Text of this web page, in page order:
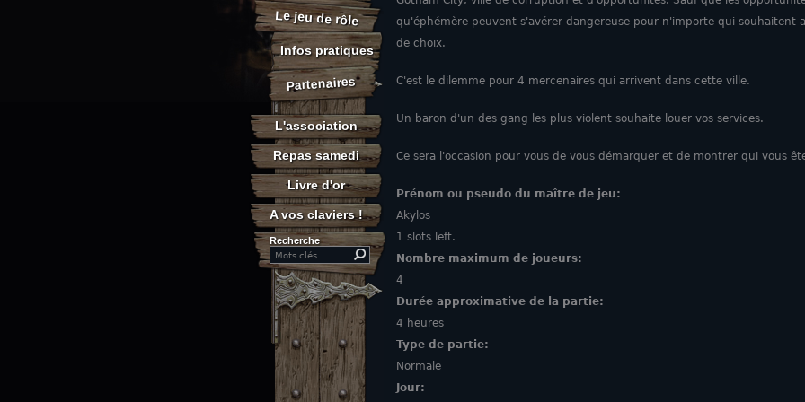
qu'éphémère peuvent s'avérer dangereuse pour n'importe qui souhaitent
de choix.
C'est le dilemme pour 4 mercenaires qui arrivent dans cette ville.
Un baron d'un des gang les plus violent souhaite louer vos services.
Ce sera l'occasion pour vous de vous démarquer et de montrer qui vous
Prénom ou pseudo du maître de jeu:
Akylos
1 slots left.
Nombre maximum de joueurs:
4
Durée approximative de la partie:
4 heures
Type de partie:
Normale
Jour:
Le jeu de rôle
Infos pratiques
Partenaires
L'association
Repas samedi
Livre d'or
A vos claviers !
Recherche
Search this site